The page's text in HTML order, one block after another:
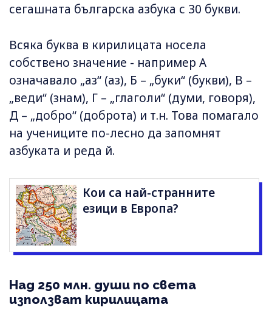
сегашната българска азбука с 30 букви.
Всяка буква в кирилицата носела
собствено значение - например А
означавало „аз“ (аз), Б – „буки“ (букви), В –
„веди“ (знам), Г – „глаголи“ (думи, говоря),
Д – „добро“ (доброта) и т.н. Това помагало
на учениците по-лесно да запомнят
азбуката и реда й.
Кои са най-странните
езици в Европа?
Над 250 млн. души по света
използват кирилицата